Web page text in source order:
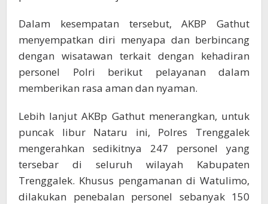
Dalam kesempatan tersebut, AKBP Gathut
menyempatkan diri menyapa dan berbincang
dengan wisatawan terkait dengan kehadiran
personel Polri berikut pelayanan dalam
memberikan rasa aman dan nyaman.
Lebih lanjut AKBp Gathut menerangkan, untuk
puncak libur Nataru ini, Polres Trenggalek
mengerahkan sedikitnya 247 personel yang
tersebar di seluruh wilayah Kabupaten
Trenggalek. Khusus pengamanan di Watulimo,
dilakukan penebalan personel sebanyak 150